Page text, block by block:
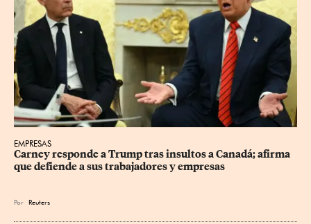
EMPRESAS
Carney responde a Trump tras insultos a Canadá; afirma
que defiende a sus trabajadores y empresas
Por Reuters